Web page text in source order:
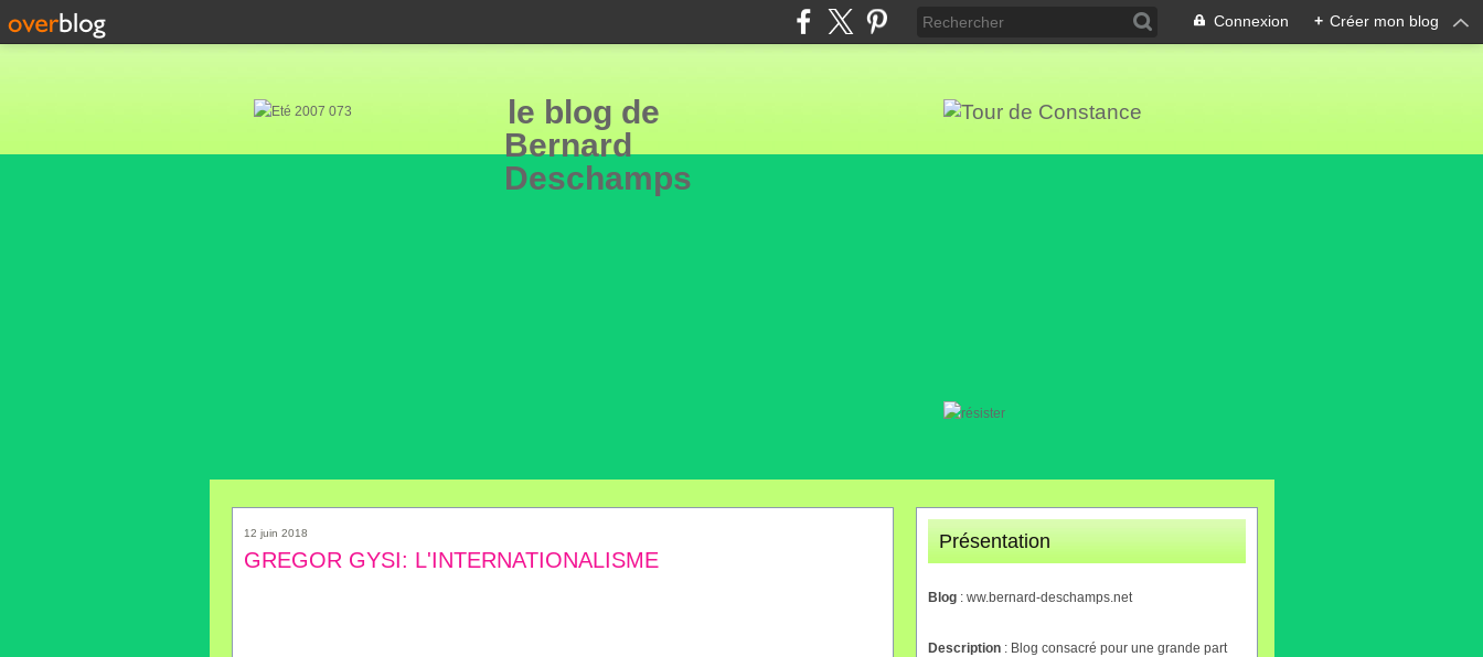
Connexion + Créer mon blog
le blog de
Bernard
Deschamps
12 juin 2018
GREGOR GYSI: L'INTERNATIONALISME
Présentation
Blog : ww.bernard-deschamps.net
Description : Blog consacré pour une grande part